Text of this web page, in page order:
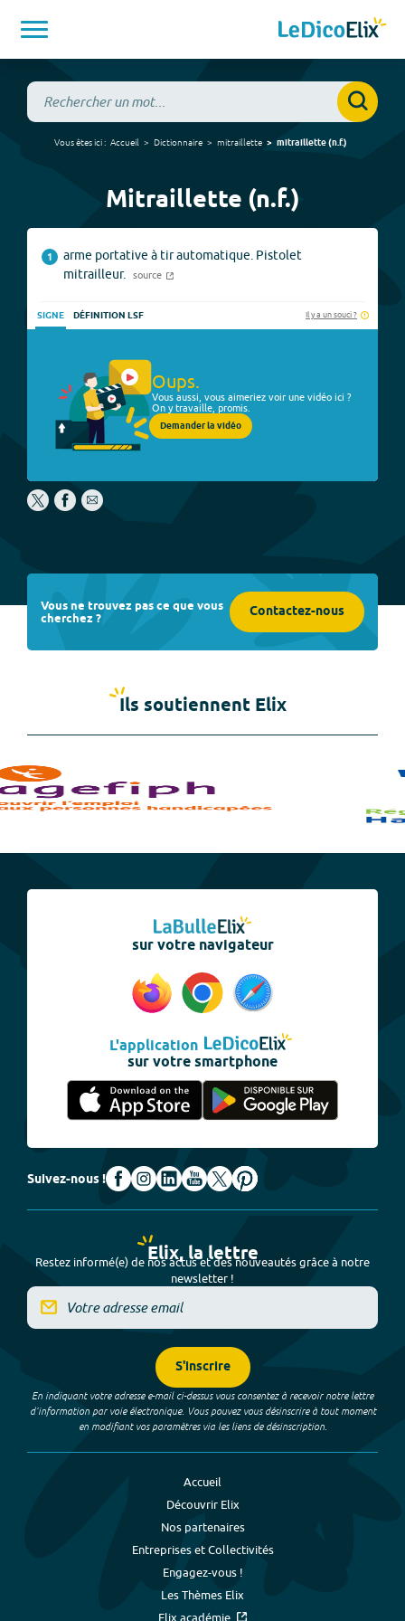
Vous êtes ici : Accueil Dictionnaire mitraillette mitraillette(n.f.)
Mitraillette (n.f.)
1
arme portative à tir automatique. Pistolet
mitrailleur.
source
SIGNE DÉFINITION LSF Il y a un souci ?
Oups.
Vous aussi, vous aimeriez voir une vidéo ici ?
On y travaille, promis.
Demander la vidéo
Vous ne trouvez pas ce que vous
cherchez ? Contactez-nous
Ils soutiennent Elix
sur votre navigateur
L'application
sur votre smartphone
Suivez-nous !
Elix, la lettre
Restez informé(e) de nos actus et des nouveautés grâce à notre
newsletter !
S'inscrire
En indiquant votre adresse e-mail ci-dessus vous consentez à recevoir notre lettre
d’information par voie électronique. Vous pouvez vous désinscrire à tout moment
en modifiant vos paramètres via les liens de désinscription.
Accueil
Découvrir Elix
Nos partenaires
Entreprises et Collectivités
Engagez-vous !
Les Thèmes Elix
Elix académie